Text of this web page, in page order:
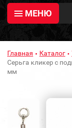
МЕНЮ
Главная Каталог
Серьга кликер с
мм